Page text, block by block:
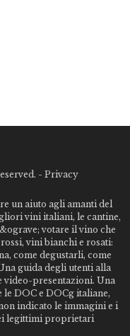
- Privacy
un aiuto agli amanti del
vini italiani, le cantine,
votare il vino che
vini bianchi e rosati:
come degustarli, come
guida degli utenti alla
video-presentazioni. Una
le DOC e DOCg italiane,
indicato le immagini e i
legittimi proprietari